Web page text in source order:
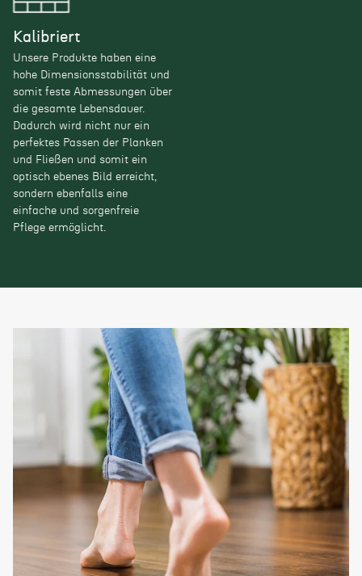
Kalibriert
Unsere Produkte haben eine
hohe Dimensionsstabilität und
somit feste Abmessungen über
die gesamte Lebensdauer.
Dadurch wird nicht nur ein
perfektes Passen der Planken
und Fließen und somit ein
optisch ebenes Bild erreicht,
sondern ebenfalls eine
einfache und sorgenfreie
Pflege ermöglicht.